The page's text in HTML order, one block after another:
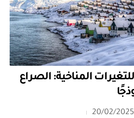
المناخية: الصراع
20/02/